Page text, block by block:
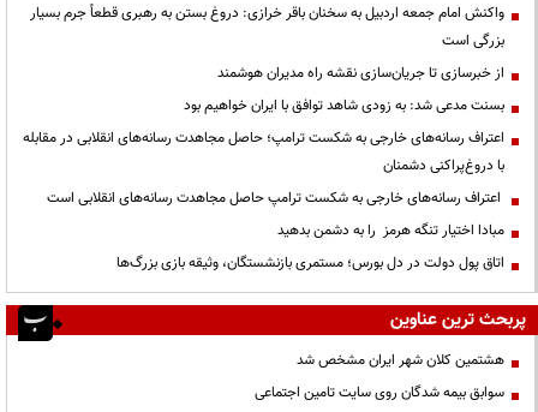
واکنش امام جمعه اردبیل به سخنان باقر خرازی: دروغ بستن به رهبری قطعاً جرم بسیار
بزرگی است
از خبرسازی تا جریان‌سازی نقشه راه مدیران هوشمند
بسنت مدعی شد: به زودی شاهد توافق با ایران خواهیم بود
اعتراف رسانه‌های خارجی به شکست ترامپ؛ حاصل مجاهدت رسانه‌های انقلابی در مقابله
با دروغ‌پراکنی دشمنان
اعتراف رسانه‌های خارجی به شکست ترامپ حاصل مجاهدت رسانه‌های انقلابی است
مبادا اختیار تنگه هرمز را به دشمن بدهید
اتاق پول دولت در دل بورس؛ مستمری بازنشستگان، وثیقه بازی بزرگ‌ها
پربحث ترین عناوین
هشتمین کلان شهر ایران مشخص شد
سوابق بیمه شدگان روی سایت تامین اجتماعی